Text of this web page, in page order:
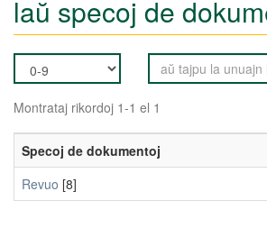
laŭ specoj de
Montrataj rikordoj 1-1 el 1
Specoj de dokumentoj
Revuo [8]